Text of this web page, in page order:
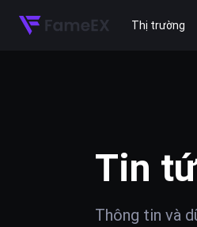
Thị trường
Tin
Thông tin và